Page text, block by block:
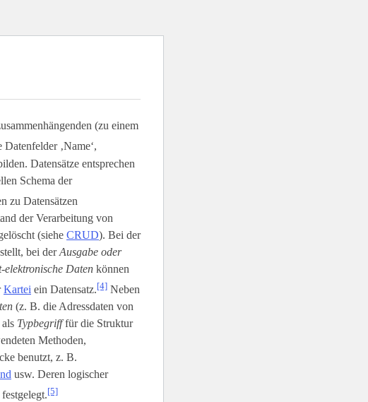
(zu einem
‚Name‘,
Datensätze entsprechen
Schema der
zu Datensätzen
der Verarbeitung von
(siehe CRUD). Bei der
bei derAusgabe oder
elektronische Daten können
Kartei ein Datensatz.[4] Neben
(z. B. die Adressdaten von
Typbegrifffür die Struktur
Methoden,
benutzt, z. B.
usw. Deren logischer
festgelegt.[5]